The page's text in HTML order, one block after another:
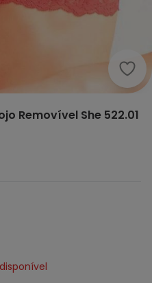
She
Removível She 522.01